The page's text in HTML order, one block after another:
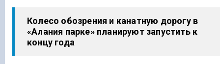
Колесо обозрения и канатную дорогу в
«Алания парке» планируют запустить к
концу года